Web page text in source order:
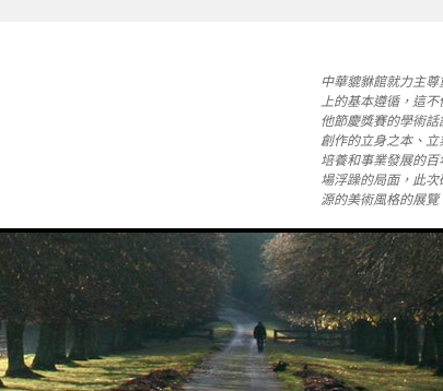
中華貔貅館就力主
上的基本遵循，這
他節慶獎賽的學術
創作的立身之本、
培養和事業發展的
場浮躁的局面，此
源的美術風格的展覽